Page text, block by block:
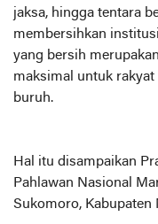
jaksa, hingga tentara
membersihkan
yang bersih
maksimal untuk
buruh.
Hal itu disampaikan
Pahlawan Nasional
Sukomoro, Kabupaten